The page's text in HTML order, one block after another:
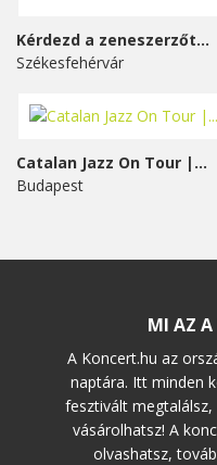
Kérdezd a zeneszerzőt...
Székesfehérvár
Catalan Jazz On Tour |...
Budapest
MI AZ A
A Koncert.hu az
naptára. Itt minden
fesztivált
vásárolhatsz! A
olvashatsz,